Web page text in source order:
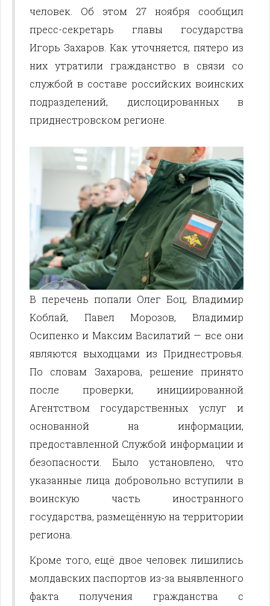
человек. Об этом 27 ноября сообщил
пресс-секретарь главы государства
Игорь Захаров. Как уточняется, пятеро из
них утратили гражданство в связи со
службой в составе российских воинских
подразделений, дислоцированных в
приднестровском регионе.
В перечень попали Олег Боц, Владимир
Коблай, Павел Морозов, Владимир
Осипенко и Максим Василатий — все они
являются выходцами из Приднестровья.
По словам Захарова, решение принято
после проверки, инициированной
Агентством государственных услуг и
основанной на информации,
предоставленной Службой информации и
безопасности. Было установлено, что
указанные лица добровольно вступили в
воинскую часть иностранного
государства, размещённую на территории
региона.
Кроме того, ещё двое человек лишились
молдавских паспортов из-за выявленного
факта получения гражданства с